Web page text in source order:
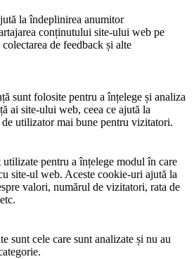
la îndeplinirea anumitor
conținutului site-ului web pe
de feedback și alte
sunt folosite pentru a înțelege și analiza
ai site-ului web, ceea ce ajută la
utilizator mai bune pentru vizitatori.
pentru a înțelege modul în care
site-ul web. Aceste cookie-uri ajută la
valori, numărul de vizitatori, rata de
sunt cele care sunt analizate și nu au